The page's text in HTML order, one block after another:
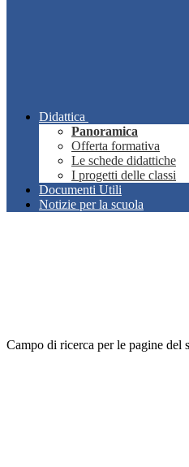
Didattica
Panoramica
Offerta formativa
Le schede didattiche
I progetti delle classi
Documenti Utili
Notizie per la scuola
Campo di ricerca per le pagine del